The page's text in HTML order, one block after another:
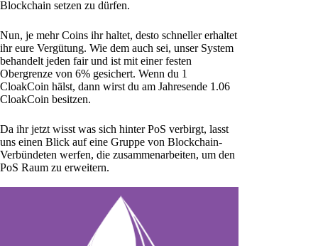
Blockchain setzen zu dürfen.
Nun, je mehr Coins ihr haltet, desto schneller erhaltet
ihr eure Vergütung. Wie dem auch sei, unser System
behandelt jeden fair und ist mit einer festen
Obergrenze von 6% gesichert. Wenn du 1
CloakCoin hälst, dann wirst du am Jahresende 1.06
CloakCoin besitzen.
Da ihr jetzt wisst was sich hinter PoS verbirgt, lasst
uns einen Blick auf eine Gruppe von Blockchain-
Verbündeten werfen, die zusammenarbeiten, um den
PoS Raum zu erweitern.